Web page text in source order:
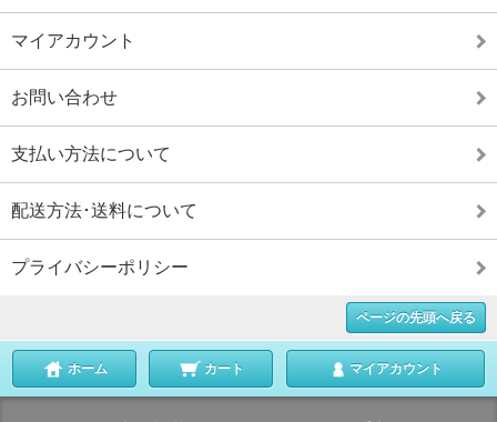
マイアカウント
お問い合わせ
支払い方法について
配送方法･送料について
プライバシーポリシー
ページの先頭へ戻る
ホーム カート マイアカウント